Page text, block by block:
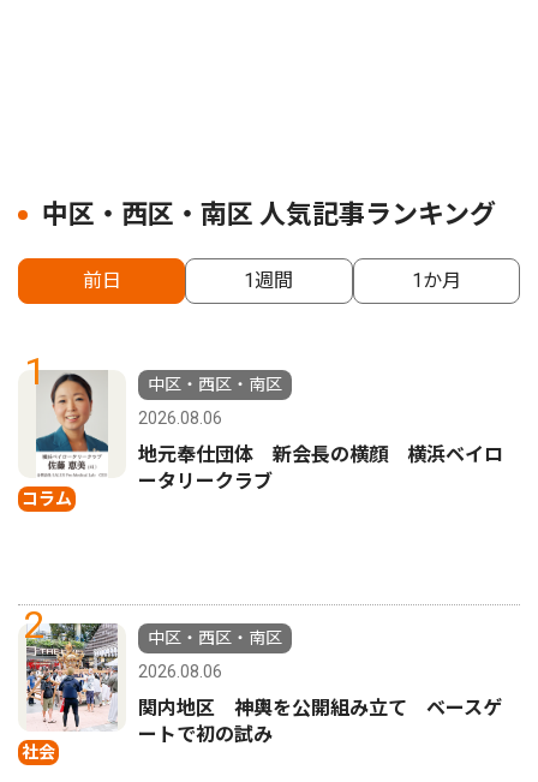
中区・西区・南区 人気記事ランキング
前日 1週間 1か月
1
コラム
中区・西区・南区
2026.08.06
地元奉仕団体 新会長の横顔 横浜ベイロ
ータリークラブ
2
社会
中区・西区・南区
2026.08.06
関内地区 神輿を公開組み立て ベースゲ
ートで初の試み